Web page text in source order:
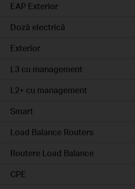
EAP Exterior
Doză electrică
Exterior
L3 cu management
L2+ cu management
Smart
Load Balance Routers
Routere Load Balance
CPE